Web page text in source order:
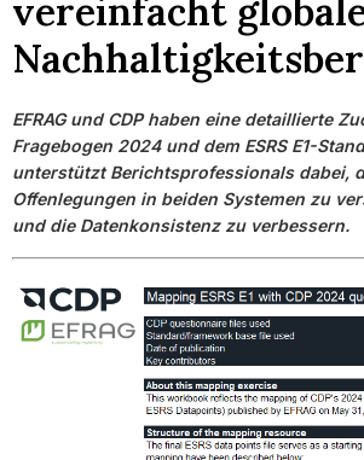
vereinfacht
EFRAG und CDP haben eine detaillierte
Fragebogen 2024 und dem ESRS E1-
unterstützt Berichtsprofessionals dabei,
Offenlegungen in beiden Systemen zu
und die Datenkonsistenz zu verbessern.